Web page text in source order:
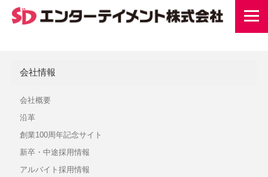
会社情報
会社概要
沿革
創業100周年記念サイト
新卒・中途採用情報
アルバイト採用情報